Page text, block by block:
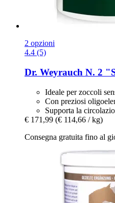
2 opzioni
4.4 (5)
Dr. Weyrauch N. 2
Ideale per zoccoli
Con preziosi
Supporta la
€ 171,99 (€ 114,66 / kg)
Consegna gratuita fino al